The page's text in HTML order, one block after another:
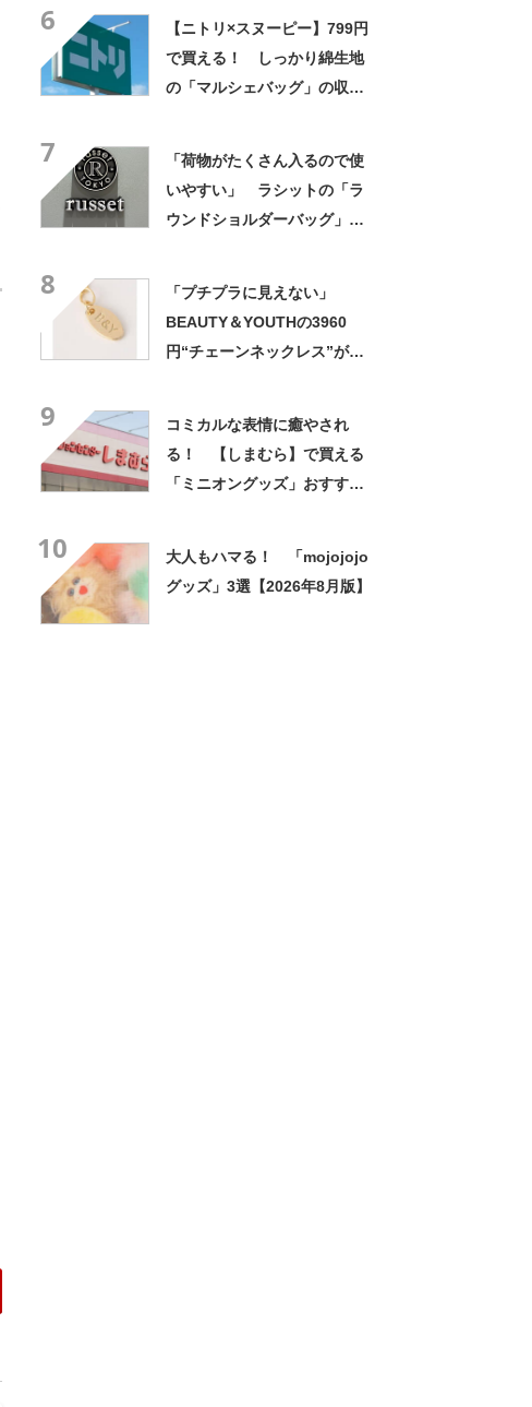
6
【ニトリ×スヌーピー】799円
で買える！ しっかり綿生地
の「マルシェバッグ」の収納
7
「荷物がたくさん入るので使
いやすい」 ラシットの「ラ
ウンドショルダーバッグ」が
8
「プチプラに見えない」
BEAUTY＆YOUTHの3960
円“チェーンネックレス”が
9
コミカルな表情に癒やされ
る！ 【しまむら】で買える
「ミニオングッズ」おすすめ3
10
大人もハマる！ 「mojojojo
グッズ」3選【2026年8月版】